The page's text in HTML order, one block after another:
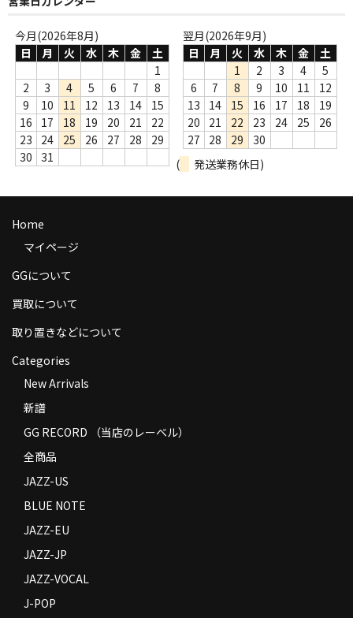
Webのみ no.2
Webのみ no.3
Webのみ no.4
売り切れ
商品の発送
お支払い方法
返品
Privacy Policy
特定商取引法に基づく表示
今月(2026年8月)
日
月 火 水 木 金
土
1
2
3 4 5 6 7
8
9
10 11 12 13 14
15
16
17 18 19 20 21
22
23
24 25 26 27 28
29
30
31
翌月(2026年9月)
日
月 火 水 木 金
土
1
2 3 4
5
6
7 8 9 10 11
12
13
14 15 16 17 18
19
20
21 22 23 24 25
26
27
28 29
30
(
発送業務休日)
Home
マイページ
GGについて
買取について
取り置きなどについて
Categories
New Arrivals
新譜
GG RECORD （当店のレーベル）
全商品
JAZZ-US
BLUE NOTE
JAZZ-EU
JAZZ-JP
JAZZ-VOCAL
J-POP